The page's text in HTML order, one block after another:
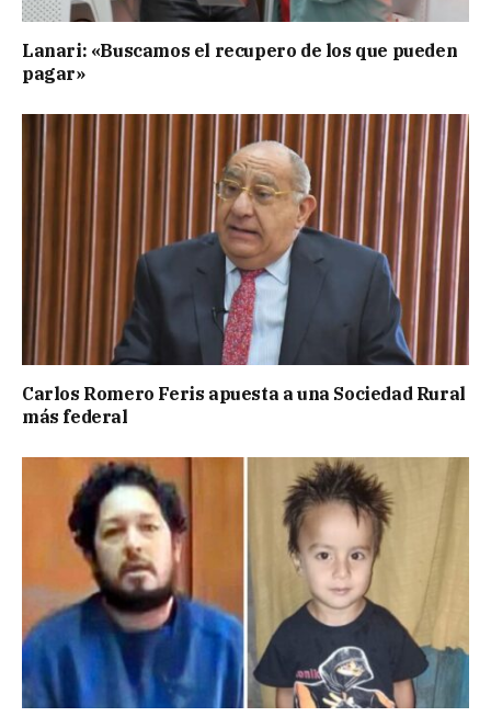
Lanari: «Buscamos el recupero de los que pueden
pagar»
Carlos Romero Feris apuesta a una Sociedad Rural
más federal